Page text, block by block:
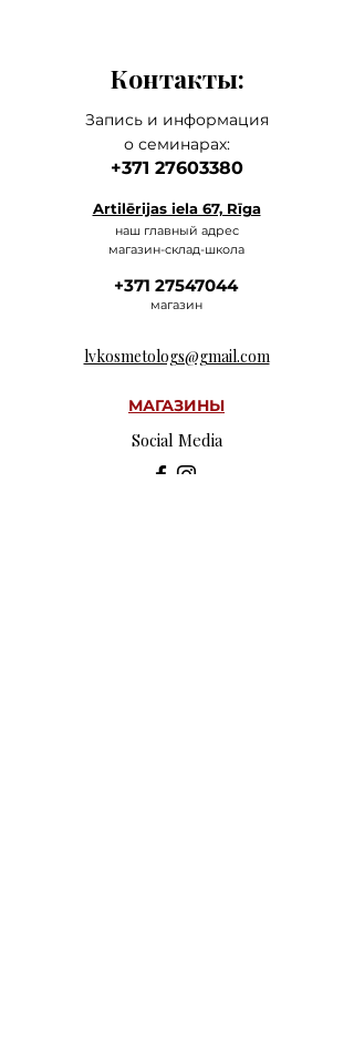
Контакты:
Запись и информация
о семинарах:
+371 27603380
Artilērijas iela 67, Rīga
наш главный адрес
магазин-склад-школа
+371 27547044
магазин
lvkosmetologs@gmail.com
МАГАЗИНЫ
Social Media